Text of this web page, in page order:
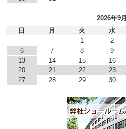
2026年9月
日
月 火 水
1
2
6
7 8 9
13
14 15 16
20
21 22 23
27
28 29 30